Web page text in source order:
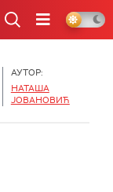
АУТОР:
НАТАША
ЈОВАНОВИЋ